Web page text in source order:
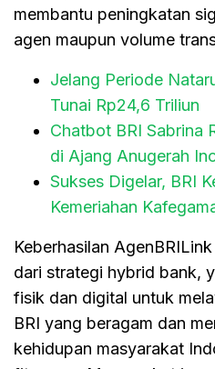
membantu peningkatan
agen maupun volume
Jelang Periode
Tunai Rp24,6 Triliun
Chatbot BRI Sabrina
di Ajang Anugerah
Sukses Digelar, BRI
Kemeriahan
Keberhasilan
dari strategi hybrid bank,
fisik dan digital untuk
BRI yang beragam dan
kehidupan masyarakat